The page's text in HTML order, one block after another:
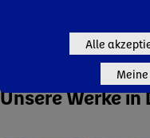
Unsere Werke in
Alle